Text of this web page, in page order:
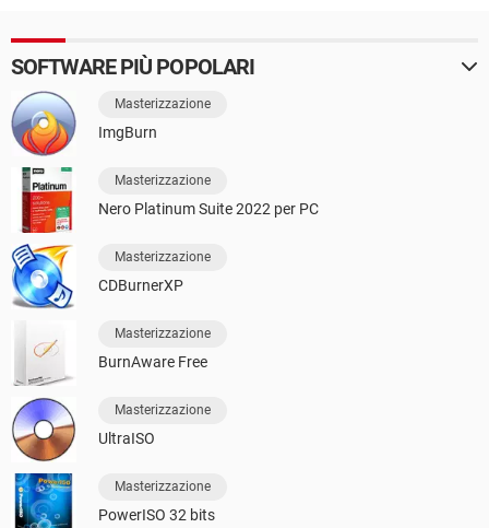
SOFTWARE PIÙ POPOLARI
Masterizzazione
ImgBurn
Masterizzazione
Nero Platinum Suite 2022 per PC
Masterizzazione
CDBurnerXP
Masterizzazione
BurnAware Free
Masterizzazione
UltraISO
Masterizzazione
PowerISO 32 bits